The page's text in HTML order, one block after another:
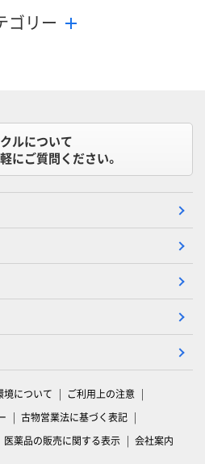
ゴリー
ルについて
にご質問ください。
境について
ご利用上の注意
古物営業法に基づく表記
医薬品の販売に関する表示 会社案内